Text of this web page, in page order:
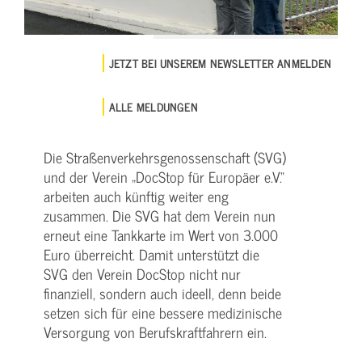
JETZT BEI UNSEREM NEWSLETTER ANMELDEN
ALLE MELDUNGEN
Die Straßenverkehrsgenossenschaft (SVG)
und der Verein „DocStop für Europäer e.V.“
arbeiten auch künftig weiter eng
zusammen. Die SVG hat dem Verein nun
erneut eine Tankkarte im Wert von 3.000
Euro überreicht. Damit unterstützt die
SVG den Verein DocStop nicht nur
finanziell, sondern auch ideell, denn beide
setzen sich für eine bessere medizinische
Versorgung von Berufskraftfahrern ein.